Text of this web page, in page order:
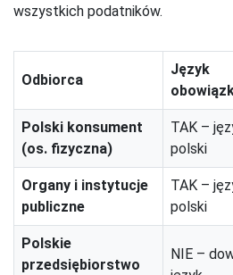
wszystkich podatników.
Odbiorca
Język
Polski konsument
(os. fizyczna)
TAK –
polski
Organy i instytucje
publiczne
TAK –
polski
Polskie
przedsiębiorstwo
NIE –